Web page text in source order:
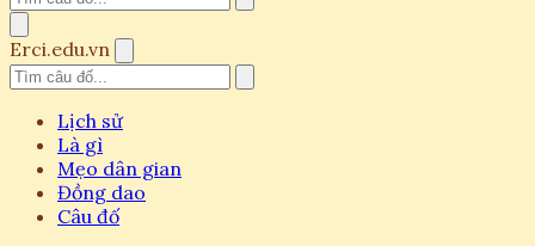
Erci.edu.vn
Lịch sử
Là gì
Mẹo dân gian
Đồng dao
Câu đố